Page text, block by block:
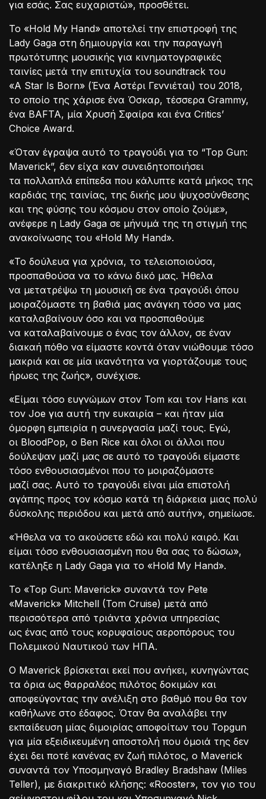
για εσάς. Σας ευχαριστώ», προσθέτει.
Το «Hold My Hand» αποτελεί την επιστροφή της
Lady Gaga στη δημιουργία και την παραγωγή
πρωτότυπης μουσικής για κινηματογραφικές
ταινίες μετά την επιτυχία του soundtrack του
«A Star Is Born» (Ένα Αστέρι Γεννιέται) του 2018,
το οποίο της χάρισε ένα Όσκαρ, τέσσερα Grammy,
ένα BAFTA, μία Χρυσή Σφαίρα και ένα Critics’
Choice Award.
«Όταν έγραψα αυτό το τραγούδι για το “Top Gun:
Maverick”, δεν είχα καν συνειδητοποιήσει
τα πολλαπλά επίπεδα που κάλυπτε κατά μήκος της
καρδιάς της ταινίας, της δικής μου ψυχοσύνθεσης
και της φύσης του κόσμου στον οποίο ζούμε»,
ανέφερε η Lady Gaga σε μήνυμά της τη στιγμή της
ανακοίνωσης του «Hold My Hand».
«Το δούλευα για χρόνια, το τελειοποιούσα,
προσπαθούσα να το κάνω δικό μας. Ήθελα
να μετατρέψω τη μουσική σε ένα τραγούδι όπου
μοιραζόμαστε τη βαθιά μας ανάγκη τόσο να μας
καταλαβαίνουν όσο και να προσπαθούμε
να καταλαβαίνουμε ο ένας τον άλλον, σε έναν
διακαή πόθο να είμαστε κοντά όταν νιώθουμε τόσο
μακριά και σε μία ικανότητα να γιορτάζουμε τους
ήρωες της ζωής», συνέχισε.
«Είμαι τόσο ευγνώμων στον Tom και τον Hans και
τον Joe για αυτή την ευκαιρία – και ήταν μία
όμορφη εμπειρία η συνεργασία μαζί τους. Εγώ,
οι BloodPop, ο Ben Rice και όλοι οι άλλοι που
δούλεψαν μαζί μας σε αυτό το τραγούδι είμαστε
τόσο ενθουσιασμένοι που το μοιραζόμαστε
μαζί σας. Αυτό το τραγούδι είναι μία επιστολή
αγάπης προς τον κόσμο κατά τη διάρκεια μιας πολύ
δύσκολης περιόδου και μετά από αυτήν», σημείωσε.
«Ήθελα να το ακούσετε εδώ και πολύ καιρό. Και
είμαι τόσο ενθουσιασμένη που θα σας το δώσω»,
κατέληξε η Lady Gaga για το «Hold My Hand».
Το «Top Gun: Maverick» συναντά τον Pete
«Maverick» Mitchell (Tom Cruise) μετά από
περισσότερα από τριάντα χρόνια υπηρεσίας
ως ένας από τους κορυφαίους αεροπόρους του
Πολεμικού Ναυτικού των ΗΠΑ.
Ο Maverick βρίσκεται εκεί που ανήκει, κυνηγώντας
τα όρια ως θαρραλέος πιλότος δοκιμών και
αποφεύγοντας την ανέλιξη στο βαθμό που θα τον
καθήλωνε στο έδαφος. Όταν θα αναλάβει την
εκπαίδευση μίας διμοιρίας αποφοίτων του Topgun
για μία εξειδικευμένη αποστολή που όμοιά της δεν
έχει δει ποτέ κανένας εν ζωή πιλότος, ο Maverick
συναντά τον Υποσμηναγό Bradley Bradshaw (Miles
Teller), με διακριτικό κλήσης: «Rooster», τον γιο του